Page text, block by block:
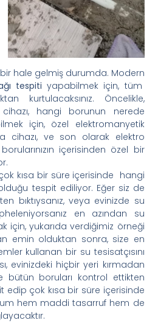
hale gelmiş durumda. Modern
tespiti yapabilmek için, tüm
kurtulacaksınız. Öncelikle,
hangi borunun nerede
için, özel elektromanyetik
cihazı, ve son olarak elektro
içerisinden özel bir
kısa bir süre içerisinde hangi
tespit ediliyor. Eğer siz de
bıktıysanız, veya evinizde su
en azından su
için, yukarıda verdiğimiz örneği
emin olduktan sonra, size en
kullanan bir su tesisatçısını
evinizdeki hiçbir yeri kırmadan
bütün boruları kontrol ettikten
edip çok kısa bir süre içerisinde
hem maddi tasarruf hem de